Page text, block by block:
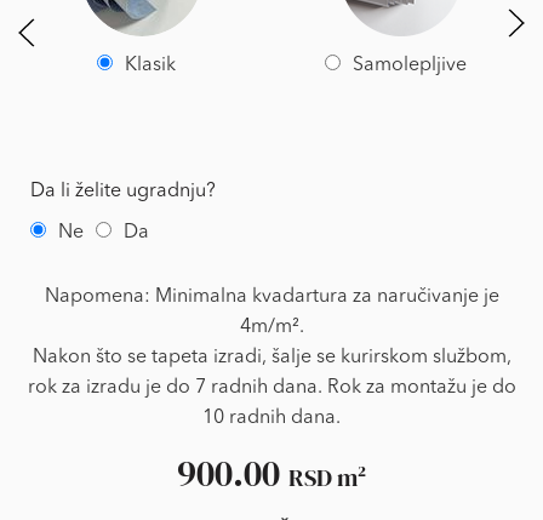
Klasik Samolepljive
Da li želite ugradnju?
Ne Da
Napomena: Minimalna kvadartura za naručivanje je
4m/m².
Nakon što se tapeta izradi, šalje se kurirskom službom,
rok za izradu je do 7 radnih dana. Rok za montažu je do
10 radnih dana.
900.00 RSDm²